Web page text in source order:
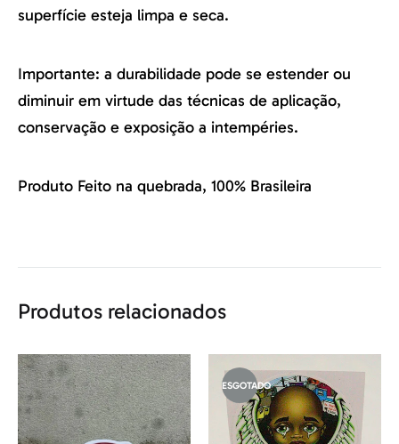
superfície esteja limpa e seca.
Importante: a durabilidade pode se estender ou
diminuir em virtude das técnicas de aplicação,
conservação e exposição a intempéries.
Produto Feito na quebrada, 100% Brasileira
Produtos relacionados
ESGOTADO